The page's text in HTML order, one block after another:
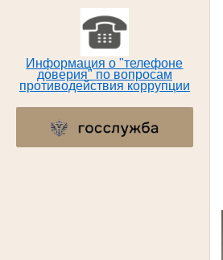
Информация о "телефоне
доверия" по вопросам
противодействия коррупции